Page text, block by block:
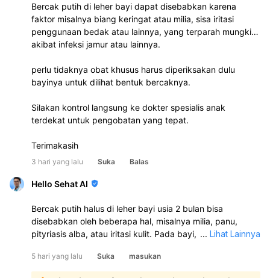
Bercak putih di leher bayi dapat disebabkan karena
faktor misalnya biang keringat atau milia, sisa iritasi
penggunaan bedak atau lainnya, yang terparah mungkin
akibat infeksi jamur atau lainnya.
perlu tidaknya obat khusus harus diperiksakan dulu
bayinya untuk dilihat bentuk bercaknya.
Silakan kontrol langsung ke dokter spesialis anak
terdekat untuk pengobatan yang tepat.
Terimakasih
3 hari yang lalu Suka Balas
Hello Sehat AI
Bercak putih halus di leher bayi usia 2 bulan bisa
disebabkan oleh beberapa hal, misalnya milia, panu,
pityriasis alba, atau iritasi kulit. Pada bayi, sering juga
menempel di lipatan leher. Sebaiknya periksa ke dokter
anak atau dokter kulit untuk memastikan penyebabnya:
... Lihat Lainnya
5 hari yang lalu Suka masukan